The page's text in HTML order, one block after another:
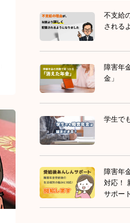
不支給
される
障害年
金」
学生で
障害年
対応！
サポー